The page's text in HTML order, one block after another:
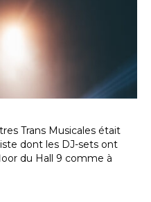
Trans Musicales était
dont les DJ-sets ont
du Hall 9 comme à